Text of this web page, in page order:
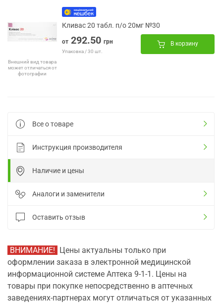
Внешний вид товара
может отличаться от
фотографии
Кливас 20 табл. п/о 20мг №30
от 292.50 грн
Упаковка / 30 шт.
В корзину
Все о товаре
Инструкция производителя
Наличие и цены
Аналоги и заменители
Оставить отзыв
ВНИМАНИЕ! Цены актуальны только при
оформлении заказа в электронной медицинской
информационной системе Аптека 9-1-1. Цены на
товары при покупке непосредственно в аптечных
заведениях-партнерах могут отличаться от указанных